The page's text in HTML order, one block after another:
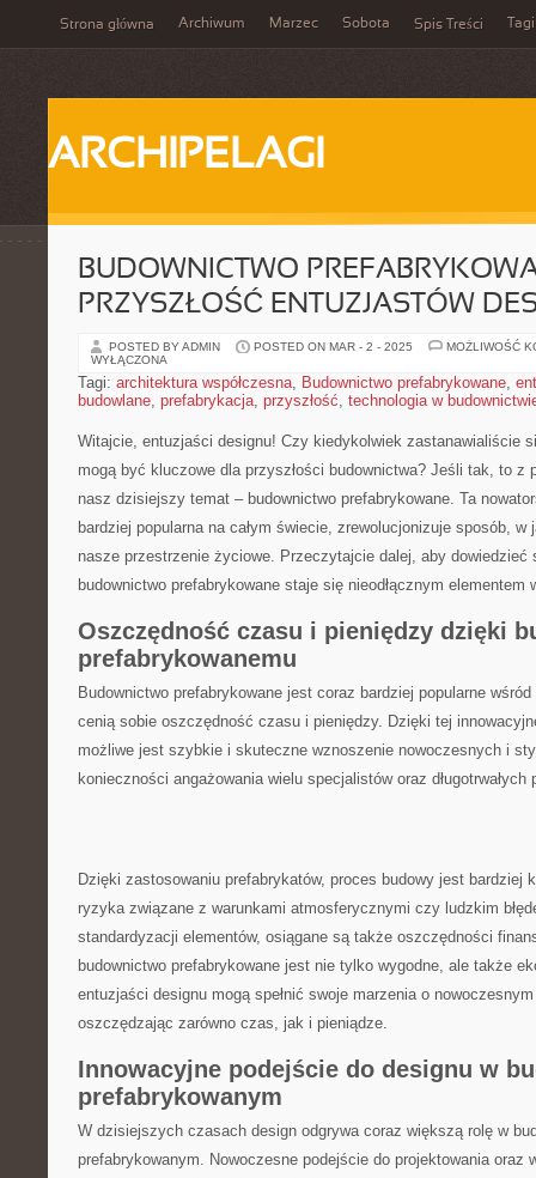
Strona główna Archiwum Marzec Sobota Spis Treści Tagi
ARCHIPELAGI
BUDOWNICTWO
PRZYSZŁOŚĆ ENTUZJASTÓW
POSTED BY ADMIN POSTED ON MAR - 2 - 2025
MOŻLIWOŚĆ
WYŁĄCZONA
Tagi: architektura współczesna, Budownictwo prefabrykowane,
budowlane, prefabrykacja, przyszłość, technologia w
Witajcie,​ entuzjaści designu! Czy kiedykolwiek zastanawialiście‍
‌mogą być⁢ kluczowe dla przyszłości budownictwa? Jeśli tak,‍ to ⁤z
⁢nasz ‌dzisiejszy temat – budownictwo prefabrykowane. Ta
bardziej popularna ⁤na całym świecie, zrewolucjonizuje sposób,
nasze ‌przestrzenie‌ życiowe. Przeczytajcie dalej,‍ aby⁤ dowiedzieć
budownictwo prefabrykowane⁤ staje się nieodłącznym elementem
Oszczędność czasu i pieniędzy​ dzięki
prefabrykowanemu
Budownictwo prefabrykowane⁤ jest ⁤coraz bardziej ⁣popularne
⁤cenią sobie oszczędność czasu i pieniędzy. ‌Dzięki tej
możliwe jest szybkie i skuteczne wznoszenie nowoczesnych i
konieczności angażowania wielu specjalistów⁣ oraz długotrwałych
Dzięki ​zastosowaniu prefabrykatów, proces budowy jest bardziej
ryzyka związane z⁢ warunkami atmosferycznymi czy ludzkim​
standardyzacji elementów, osiągane są ‌także oszczędności
budownictwo prefabrykowane⁤ jest nie tylko ⁤wygodne, ale‌ także
entuzjaści designu mogą ‌spełnić swoje marzenia o
oszczędzając zarówno czas, jak i pieniądze.
Innowacyjne podejście​ do designu w
prefabrykowanym
W⁢ dzisiejszych​ czasach design odgrywa coraz większą rolę w
prefabrykowanym. ⁢Nowoczesne‍ podejście‍ do projektowania oraz